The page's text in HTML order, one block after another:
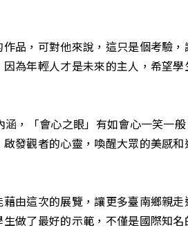
品，可對他來說，這只是個考驗，
為年輕人才是未來的主人，希望
，「會心之眼」有如會心一笑一
發觀者的心靈，喚醒大眾的美感和
由這次的展覽，讓更多臺南鄉親走
做了最好的示範，不僅是國際知名